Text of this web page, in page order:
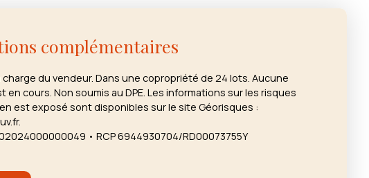
complémentaires
charge du vendeur. Dans une copropriété de 24 lots. Aucune
en cours. Non soumis au DPE. Les informations sur les risques
est exposé sont disponibles sur le site Géorisques :
• RCP 6944930704/RD00073755Y